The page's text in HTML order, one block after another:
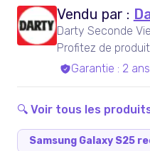
Vendu par :
Darty Seconde
Profitez de
experts qualifiés,
Garantie : 2 ans
🔍 Voir tous les
Samsung Galaxy S25